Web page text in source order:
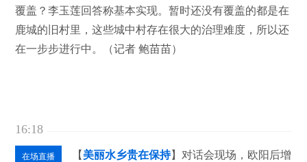
覆盖？李玉莲回答称基本实现。暂时还没有覆盖的都是在
鹿城的旧村里，这些城中村存在很大的治理难度，所以还
在一步步进行中。（记者 鲍苗苗）
16:18
在场直播 【 美丽水乡贵在保持】对话会现场，欧阳后增